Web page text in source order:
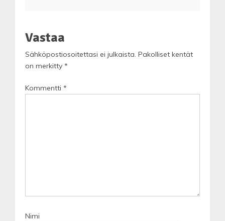
Vastaa
Sähköpostiosoitettasi ei julkaista. Pakolliset kentät
on merkitty *
Kommentti *
Nimi